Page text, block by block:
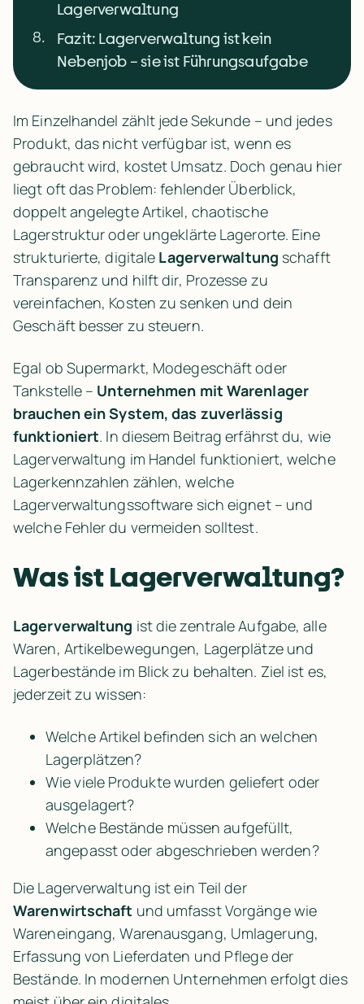
Lagerverwaltung
8.
Fazit: Lagerverwaltung ist kein
Nebenjob – sie ist Führungsaufgabe
Im Einzelhandel zählt jede Sekunde – und jedes
Produkt, das nicht verfügbar ist, wenn es
gebraucht wird, kostet Umsatz. Doch genau hier
liegt oft das Problem: fehlender Überblick,
doppelt angelegte Artikel, chaotische
Lagerstruktur oder ungeklärte Lagerorte. Eine
strukturierte, digitale Lagerverwaltung schafft
Transparenz und hilft dir, Prozesse zu
vereinfachen, Kosten zu senken und dein
Geschäft besser zu steuern.
Egal ob Supermarkt, Modegeschäft oder
Tankstelle – Unternehmen mit Warenlager
brauchen ein System, das zuverlässig
funktioniert. In diesem Beitrag erfährst du, wie
Lagerverwaltung im Handel funktioniert, welche
Lagerkennzahlen zählen, welche
Lagerverwaltungssoftware sich eignet – und
welche Fehler du vermeiden solltest.
Was ist Lagerverwaltung?
Lagerverwaltung ist die zentrale Aufgabe, alle
Waren, Artikelbewegungen, Lagerplätze und
Lagerbestände im Blick zu behalten. Ziel ist es,
jederzeit zu wissen:
Welche Artikel befinden sich an welchen
Lagerplätzen?
Wie viele Produkte wurden geliefert oder
ausgelagert?
Welche Bestände müssen aufgefüllt,
angepasst oder abgeschrieben werden?
Die Lagerverwaltung ist ein Teil der
Warenwirtschaft und umfasst Vorgänge wie
Wareneingang, Warenausgang, Umlagerung,
Erfassung von Lieferdaten und Pflege der
Bestände. In modernen Unternehmen erfolgt dies